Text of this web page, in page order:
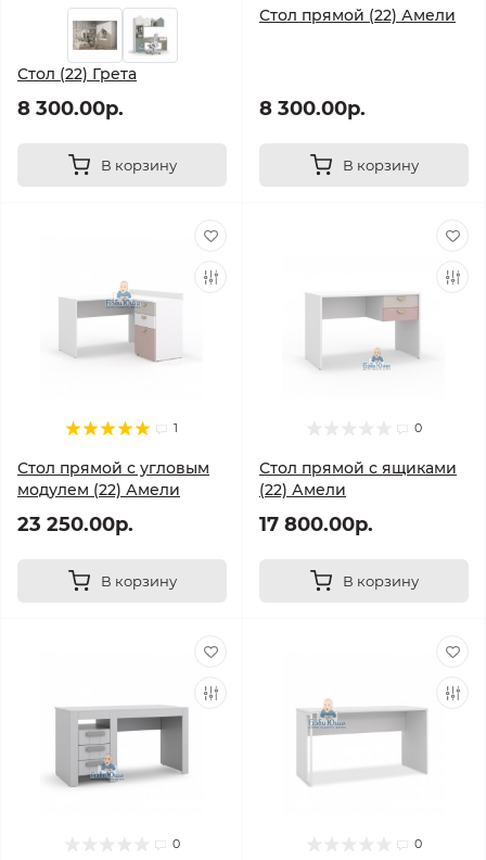
Стол (22) Грета
8 300.00р.
В корзину
Стол прямой (22) Амели
8 300.00р.
В корзину
1
Стол прямой с угловым
модулем (22) Амели
23 250.00р.
В корзину
0
Стол прямой с ящиками
(22) Амели
17 800.00р.
В корзину
0 0